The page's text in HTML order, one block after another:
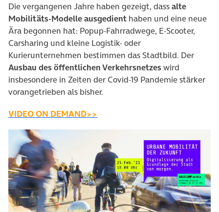
Die vergangenen Jahre haben gezeigt, dassalte
Mobilitäts-Modelle ausgedient haben und eine neue
Ära begonnen hat: Popup-Fahrradwege, E-Scooter,
Carsharing und kleine Logistik- oder
Kurierunternehmen bestimmen das Stadtbild. Der
Ausbau des öffentlichen Verkehrsnetzeswird
insbesondere in Zeiten der Covid-19 Pandemie stärker
vorangetrieben als bisher.
VIDEO ON DEMAND>>